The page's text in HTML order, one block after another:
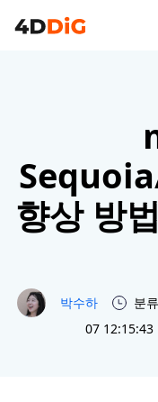
향상 방
박수하 분
07 12:15:43